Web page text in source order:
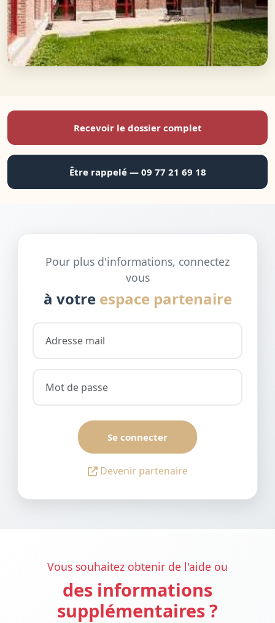
Recevoir le dossier complet
Être rappelé — 09 77 21 69 18
Pour plus d'informations, connectez
vous
à votre espace partenaire
Se connecter
Devenir partenaire
Vous souhaitez obtenir de l'aide ou
des informations
supplémentaires ?